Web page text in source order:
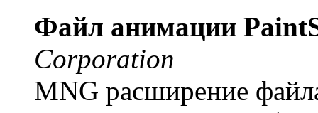
Файл анимации
Corporation
MNG расширение